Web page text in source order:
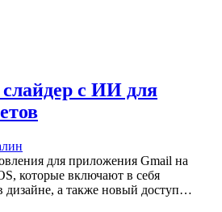
с ИИ для
для приложения Gmail на
которые включают в себя
дизайне, а также новый доступ…